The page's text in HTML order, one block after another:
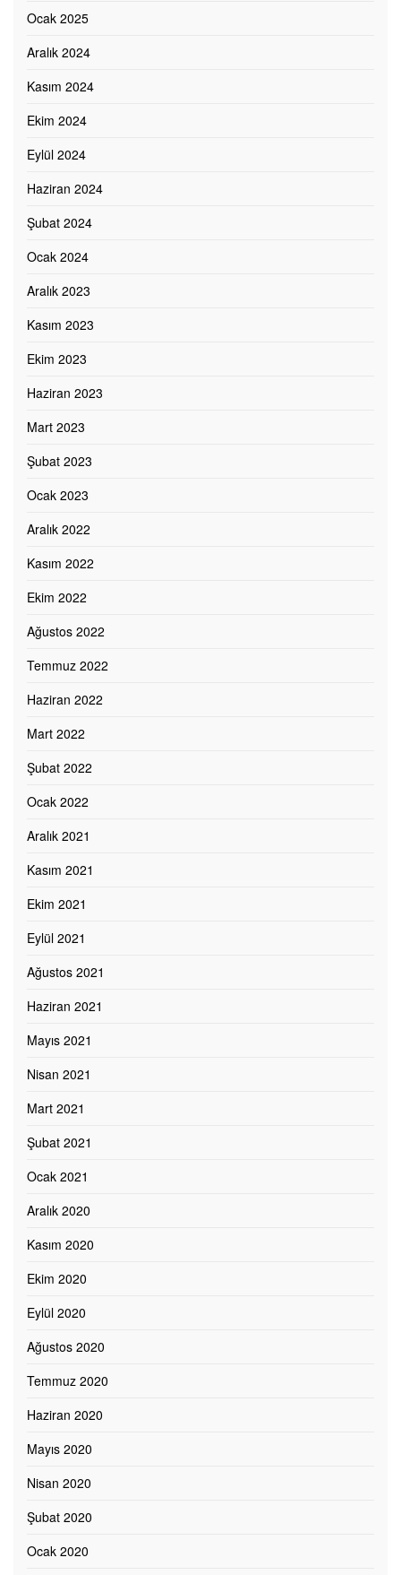
Ocak 2025
Aralık 2024
Kasım 2024
Ekim 2024
Eylül 2024
Haziran 2024
Şubat 2024
Ocak 2024
Aralık 2023
Kasım 2023
Ekim 2023
Haziran 2023
Mart 2023
Şubat 2023
Ocak 2023
Aralık 2022
Kasım 2022
Ekim 2022
Ağustos 2022
Temmuz 2022
Haziran 2022
Mart 2022
Şubat 2022
Ocak 2022
Aralık 2021
Kasım 2021
Ekim 2021
Eylül 2021
Ağustos 2021
Haziran 2021
Mayıs 2021
Nisan 2021
Mart 2021
Şubat 2021
Ocak 2021
Aralık 2020
Kasım 2020
Ekim 2020
Eylül 2020
Ağustos 2020
Temmuz 2020
Haziran 2020
Mayıs 2020
Nisan 2020
Şubat 2020
Ocak 2020